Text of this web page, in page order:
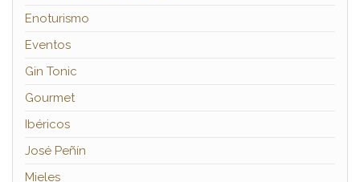
Enoturismo
Eventos
Gin Tonic
Gourmet
Ibéricos
José Peñín
Mieles